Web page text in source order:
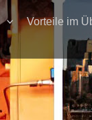
Vorteile im